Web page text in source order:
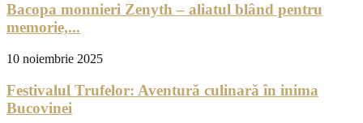
Bacopa monnieri Zenyth – aliatul blând pentru
memorie,...
10 noiembrie 2025
Festivalul Trufelor: Aventură culinară în inima
Bucovinei